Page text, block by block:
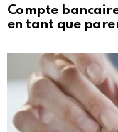
Compte
en tant que